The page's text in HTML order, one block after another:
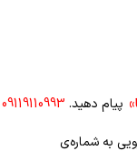
پیام دهید. 09119110993
به شماره‌ی